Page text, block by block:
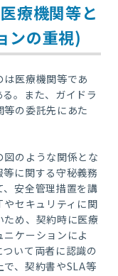
療機関等と
ンの重視)
医療機関等であ
。また、ガイドラ
の委託先にあた
のような関係とな
に関する守秘義務
安全管理措置を講
やセキュリティに関
め、契約時に医療
ケーションによ
いて両者に認識の
、契約書やSLA等